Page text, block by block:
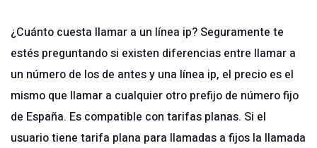
¿Cuánto cuesta llamar a un línea ip? Seguramente te
estés preguntando si existen diferencias entre llamar a
un número de los de antes y una línea ip, el precio es el
mismo que llamar a cualquier otro prefijo de número fijo
de España. Es compatible con tarifas planas. Si el
usuario tiene tarifa plana para llamadas a fijos la llamada